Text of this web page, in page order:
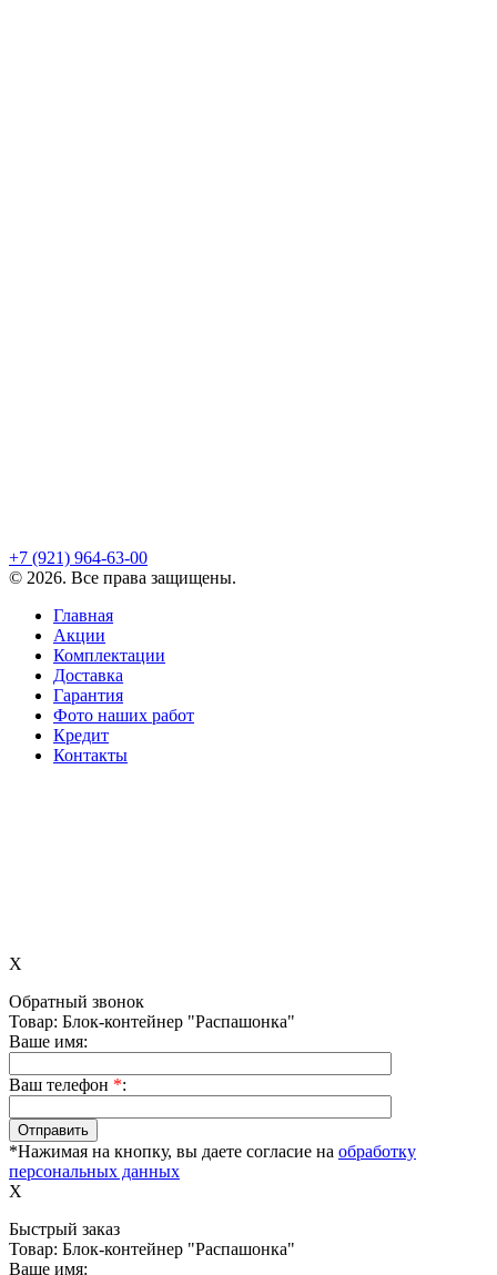
+7 (921) 964-63-00
© 2026. Все права защищены.
Главная
Акции
Комплектации
Доставка
Гарантия
Фото наших работ
Кредит
Контакты
X
Обратный звонок
Товар: Блок-контейнер "Распашонка"
Ваше имя:
Ваш телефон *:
*Нажимая на кнопку, вы даете согласие на обработку
персональных данных
X
Быстрый заказ
Товар: Блок-контейнер "Распашонка"
Ваше имя: